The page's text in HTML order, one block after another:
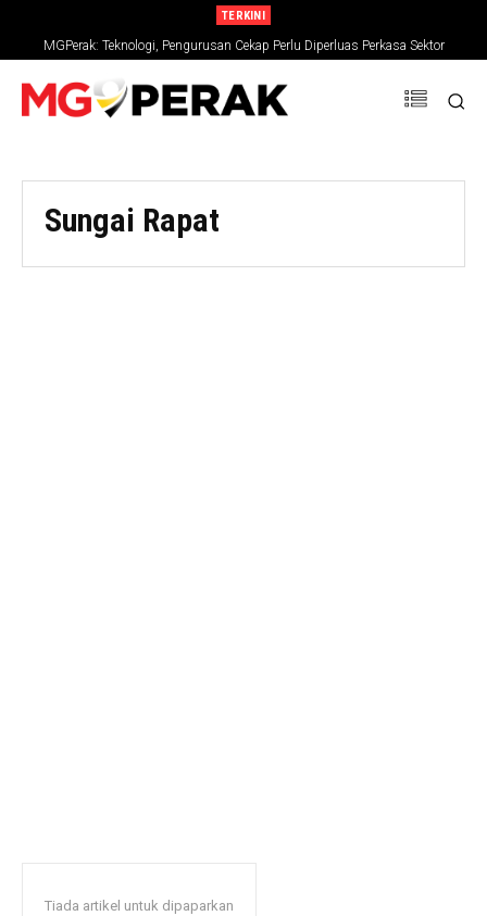
TERKINI
MGPerak: Teknologi, Pengurusan Cekap Perlu Diperluas Perkasa Sektor
Pertanian
Sungai Rapat
Tiada artikel untuk dipaparkan